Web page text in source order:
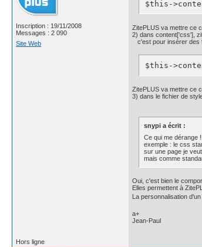
letter-
line-
text-
}
	/* background: #111;
border:
border-
-
-
-moz-
line-
Inscription : 19/11/2008
Messages : 2 090
Site Web
$this-
ZitePLUS va mettre ce
2) dans content['css'],
c'est pour insérer des
$this-
ZitePLUS va mettre ce
3) dans le fichier de
snypi a écrit :
Ce qui me dérange
exemple : le css
sur une page je
mais comme
Oui, c'est bien le
Elles permettent à
La personnalisation
a+
Jean-Paul
Hors ligne